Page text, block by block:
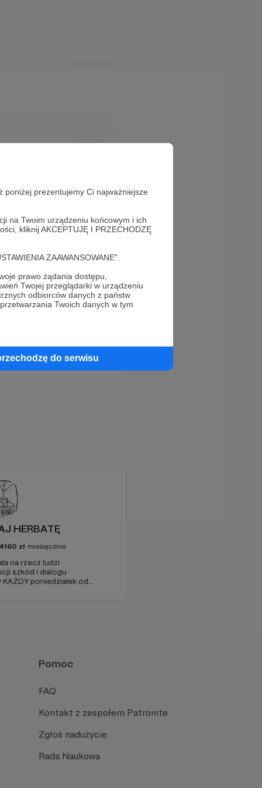
poniżej prezentujemy Ci najważniejsze
na Twoim urządzeniu końcowym i ich
kliknij AKCEPTUJĘ I PRZECHODZĘ
ZAAWANSOWANE".
prawo żądania dostępu,
Twojej przeglądarki w urządzeniu
odbiorców danych z państw
Twoich danych w tym
do serwisu
Odpowiedz
HERBATĘ
zł miesięcznie
na rzecz ludzi
szkód i dialogu
poniedziałek od
Pomoc
FAQ
Kontakt z zespołem Patronite
Zgłoś nadużycie
Rada Naukowa